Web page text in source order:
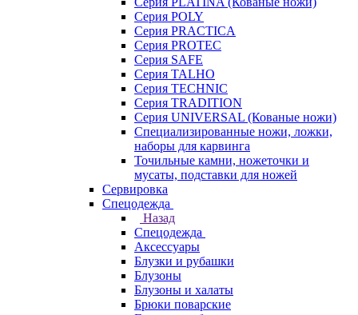
Серия POLY
Серия PRACTICA
Серия PROTEC
Серия SAFE
Серия TALHO
Серия TECHNIC
Серия TRADITION
Серия UNIVERSAL (Кованые ножи)
Специализированные ножи, ложки,
наборы для карвинга
Точильные камни, ножеточки и
мусаты, подставки для ножей
Сервировка
Спецодежда
Назад
Спецодежда
Аксессуары
Блузки и рубашки
Блузоны
Блузоны и халаты
Брюки поварские